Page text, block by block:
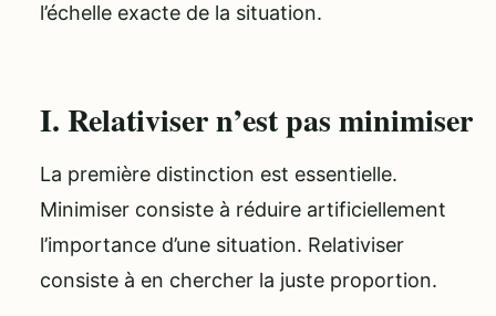
l’échelle exacte de la situation.
I. Relativiser n’est pas minimiser
La première distinction est essentielle.
Minimiser consiste à réduire artificiellement
l’importance d’une situation. Relativiser
consiste à en chercher la juste proportion.